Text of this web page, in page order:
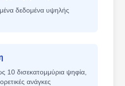
δεδομένα υψηλής
10 δισεκατομμύρια ψηφία,
ανάγκες